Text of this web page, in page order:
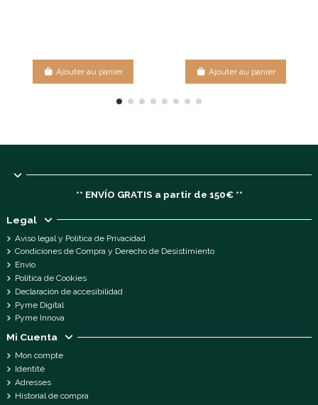
Ajouter au panier Ajouter au panier
** ENVÍO GRATIS a partir de 150€ **
Legal
Aviso legal y Política de Privacidad
Condiciones de Compra y Derecho de Desistimiento
Envío
Política de Cookies
Declaración de accesibilidad
Pyme Digital
Pyme Innova
Mi Cuenta
Mon compte
Identité
Adresses
Historial de compra